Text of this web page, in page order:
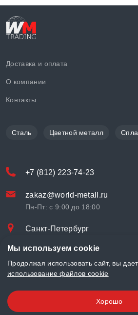
Доставка и оплата
О компании
Контакты
Сталь Цветной металл
+7 (812) 223-74-23
zakaz@world-metall.ru
Пн-Пт: с 9:00 до 18:00
Санкт-Петербург
© «World Metall» 2025, Разработка и
"LCAgency"
Мы используем cookie
Продолжая использовать сайт, вы
использование файлов cookie
Хорошо